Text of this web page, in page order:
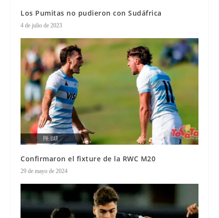
Los Pumitas no pudieron con Sudáfrica
4 de julio de 2023
Confirmaron el fixture de la RWC M20
29 de mayo de 2024